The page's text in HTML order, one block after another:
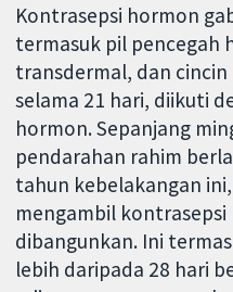
Kontrasepsi hormon
termasuk pil pencegah
transdermal, dan
selama 21 hari, diikuti
hormon. Sepanjang
pendarahan rahim
tahun kebelakangan
mengambil
dibangunkan. Ini
lebih daripada 28 hari